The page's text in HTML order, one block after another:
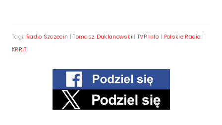
Tagi: Radio Szczecin |Tomasz Duklanowski |TVP Info | Polskie Radio |
KRRiT